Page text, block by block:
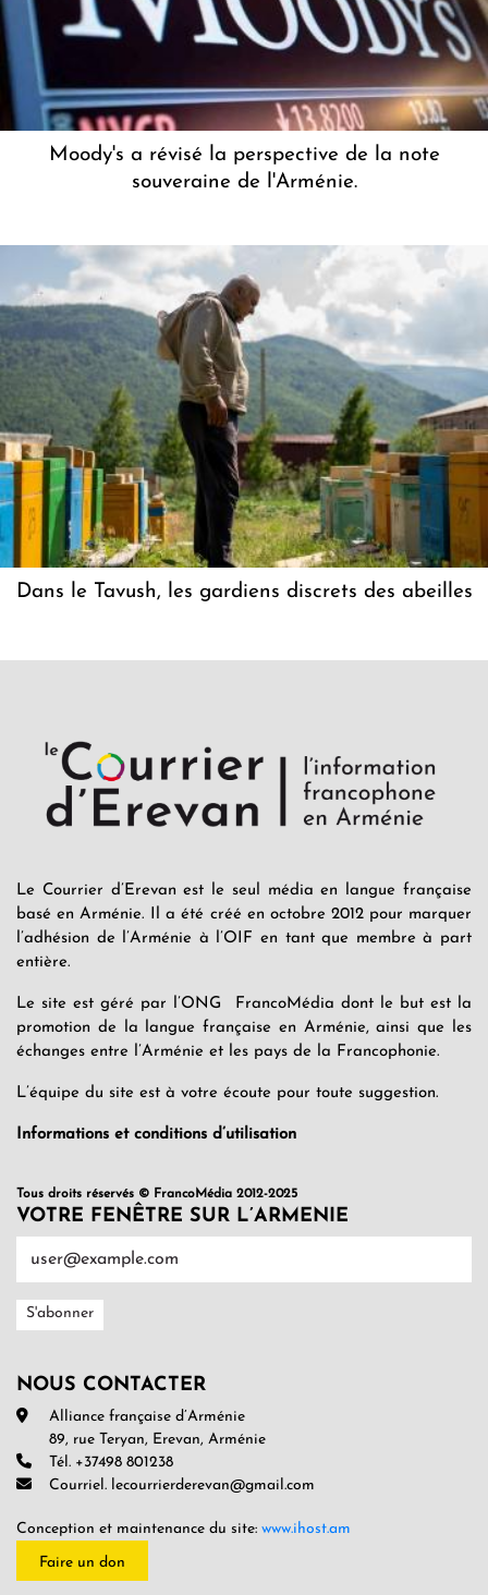
Moody's a révisé la perspective de la note
souveraine de l'Arménie.
Dans le Tavush, les gardiens discrets des abeilles
Le Courrier d’Erevan est le seul média en langue française
basé en Arménie. Il a été créé en octobre 2012 pour marquer
l’adhésion de l’Arménie à l’OIF en tant que membre à part
entière.
Le site est géré par l’ONG FrancoMédia dont le but est la
promotion de la langue française en Arménie, ainsi que les
échanges entre l’Arménie et les pays de la Francophonie.
L’équipe du site est à votre écoute pour toute suggestion.
Informations et conditions d’utilisation
Tous droits réservés © FrancoMédia 2012-2025
VOTRE FENÊTRE SUR L’ARMENIE
NOUS CONTACTER
Alliance française d’Arménie
89, rue Teryan, Erevan, Arménie
Tél. +37498 801238
Courriel. lecourrierderevan@gmail.com
Conception et maintenance du site: www.ihost.am
Faire un don